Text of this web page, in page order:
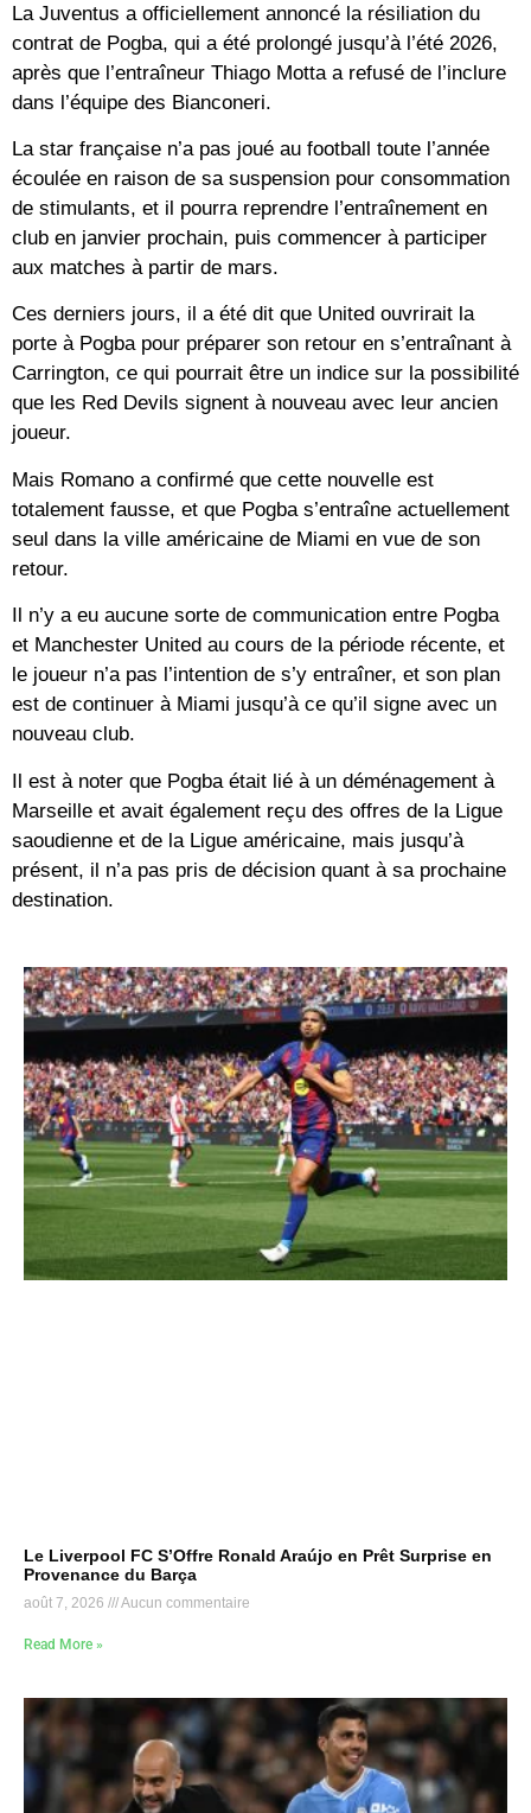
La Juventus a officiellement annoncé la résiliation du
contrat de Pogba, qui a été prolongé jusqu’à l’été 2026,
après que l’entraîneur Thiago Motta a refusé de l’inclure
dans l’équipe des Bianconeri.
La star française n’a pas joué au football toute l’année
écoulée en raison de sa suspension pour consommation
de stimulants, et il pourra reprendre l’entraînement en
club en janvier prochain, puis commencer à participer
aux matches à partir de mars.
Ces derniers jours, il a été dit que United ouvrirait la
porte à Pogba pour préparer son retour en s’entraînant à
Carrington, ce qui pourrait être un indice sur la possibilité
que les Red Devils signent à nouveau avec leur ancien
joueur.
Mais Romano a confirmé que cette nouvelle est
totalement fausse, et que Pogba s’entraîne actuellement
seul dans la ville américaine de Miami en vue de son
retour.
Il n’y a eu aucune sorte de communication entre Pogba
et Manchester United au cours de la période récente, et
le joueur n’a pas l’intention de s’y entraîner, et son plan
est de continuer à Miami jusqu’à ce qu’il signe avec un
nouveau club.
Il est à noter que Pogba était lié à un déménagement à
Marseille et avait également reçu des offres de la Ligue
saoudienne et de la Ligue américaine, mais jusqu’à
présent, il n’a pas pris de décision quant à sa prochaine
destination.
Le Liverpool FC S’Offre Ronald Araújo en Prêt Surprise en
Provenance du Barça
août 7, 2026 Aucun commentaire
Read More »